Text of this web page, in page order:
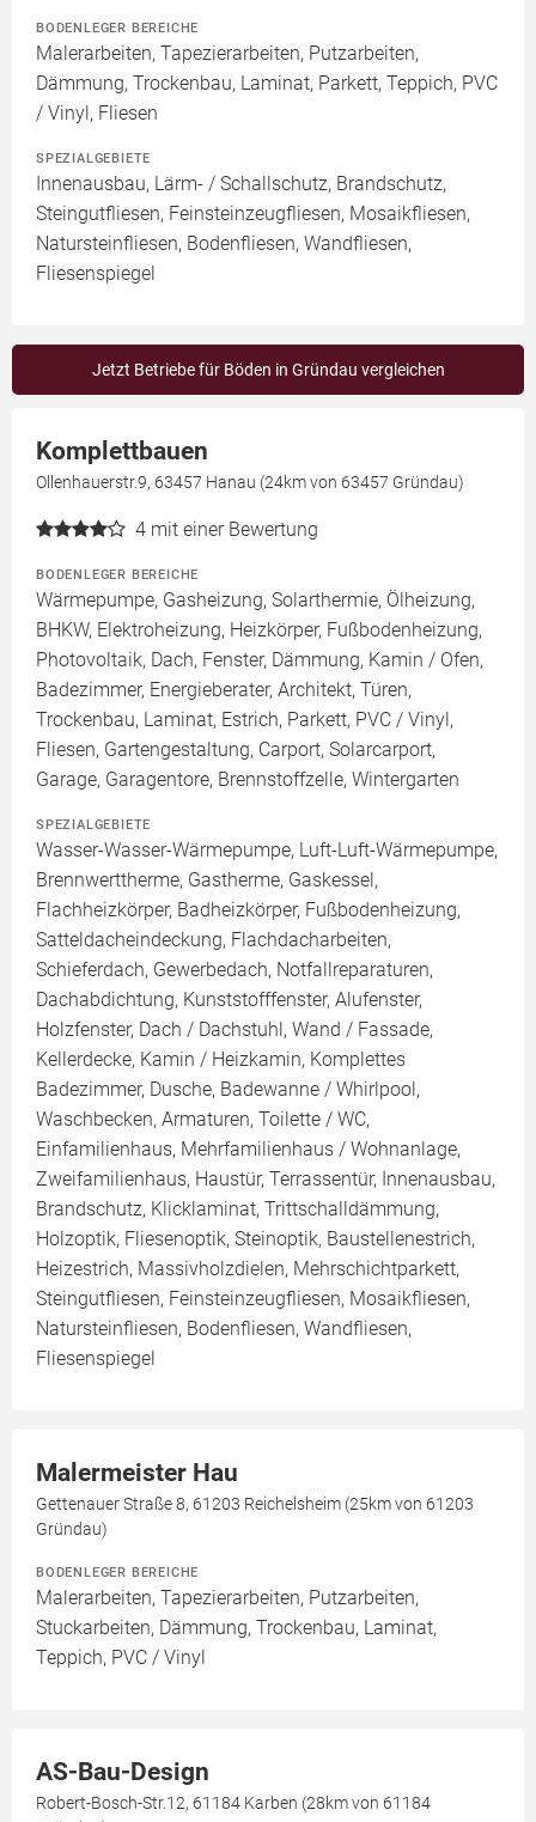
BODENLEGER BEREICHE
Malerarbeiten, Tapezierarbeiten, Putzarbeiten,
Dämmung, Trockenbau, Laminat, Parkett, Teppich, PVC
/ Vinyl, Fliesen
SPEZIALGEBIETE
Innenausbau, Lärm- / Schallschutz, Brandschutz,
Steingutfliesen, Feinsteinzeugfliesen, Mosaikfliesen,
Natursteinfliesen, Bodenfliesen, Wandfliesen,
Fliesenspiegel
Jetzt Betriebe für Böden in Gründau vergleichen
Komplettbauen
Ollenhauerstr.9, 63457 Hanau (24km von 63457 Gründau)
4 mit einer Bewertung
BODENLEGER BEREICHE
Wärmepumpe, Gasheizung, Solarthermie, Ölheizung,
BHKW, Elektroheizung, Heizkörper, Fußbodenheizung,
Photovoltaik, Dach, Fenster, Dämmung, Kamin / Ofen,
Badezimmer, Energieberater, Architekt, Türen,
Trockenbau, Laminat, Estrich, Parkett, PVC / Vinyl,
Fliesen, Gartengestaltung, Carport, Solarcarport,
Garage, Garagentore, Brennstoffzelle, Wintergarten
SPEZIALGEBIETE
Wasser-Wasser-Wärmepumpe, Luft-Luft-Wärmepumpe,
Brennwerttherme, Gastherme, Gaskessel,
Flachheizkörper, Badheizkörper, Fußbodenheizung,
Satteldacheindeckung, Flachdacharbeiten,
Schieferdach, Gewerbedach, Notfallreparaturen,
Dachabdichtung, Kunststofffenster, Alufenster,
Holzfenster, Dach / Dachstuhl, Wand / Fassade,
Kellerdecke, Kamin / Heizkamin, Komplettes
Badezimmer, Dusche, Badewanne / Whirlpool,
Waschbecken, Armaturen, Toilette / WC,
Einfamilienhaus, Mehrfamilienhaus / Wohnanlage,
Zweifamilienhaus, Haustür, Terrassentür, Innenausbau,
Brandschutz, Klicklaminat, Trittschalldämmung,
Holzoptik, Fliesenoptik, Steinoptik, Baustellenestrich,
Heizestrich, Massivholzdielen, Mehrschichtparkett,
Steingutfliesen, Feinsteinzeugfliesen, Mosaikfliesen,
Natursteinfliesen, Bodenfliesen, Wandfliesen,
Fliesenspiegel
Malermeister Hau
Gettenauer Straße 8, 61203 Reichelsheim (25km von 61203
Gründau)
BODENLEGER BEREICHE
Malerarbeiten, Tapezierarbeiten, Putzarbeiten,
Stuckarbeiten, Dämmung, Trockenbau, Laminat,
Teppich, PVC / Vinyl
AS-Bau-Design
Robert-Bosch-Str.12, 61184 Karben (28km von 61184